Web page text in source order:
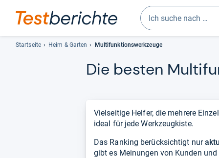
Geben
Sie
drei
Zeichen
erscheinen
automatisch
lassen
sich
Startseite Heim & Garten Multifunktionswerkzeuge
Die bes­ten
Vielseitige Helfer, die mehrere
ideal für jede Werkzeugkiste.
Das Ranking berücksichtigt nur
gibt es Meinungen von Kunden